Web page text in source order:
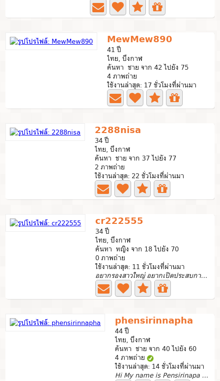
MewMew890
41 ปี
ไทย, บึงกาฬ
ค้นหา ชาย จาก 42 ไปยัง 75
4 ภาพถ่าย
ใช้งานล่าสุด: 17 ชั่วโมงที่ผ่านมา
2288nisa
34 ปี
ไทย, บึงกาฬ
ค้นหา ชาย จาก 37 ไปยัง 77
2 ภาพถ่าย
ใช้งานล่าสุด: 22 ชั่วโมงที่ผ่านมา
cr222555
34 ปี
ไทย, บึงกาฬ
ค้นหา หญิง จาก 18 ไปยัง 70
0 ภาพถ่าย
ใช้งานล่าสุด: 11 ชั่วโมงที่ผ่านมา
อยากรองสาวใหญ่ อยากเปิดประสบการณ์ใหม่
phensirinnapha
44 ปี
ไทย, บึงกาฬ
ค้นหา ชาย จาก 40 ไปยัง 60
4 ภาพถ่าย
ใช้งานล่าสุด: 14 ชั่วโมงที่ผ่านมา
Hi My name is Pensirinapa Thumrin. I am Thai and live in...